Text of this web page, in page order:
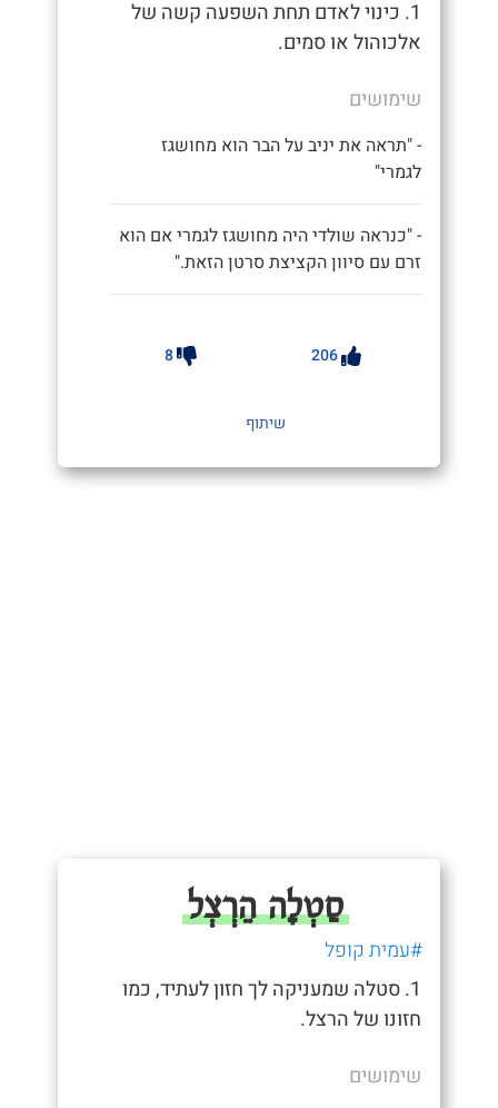
1. כינוי לאדם תחת השפעה קשה של
אלכוהול או סמים.
שימושים
- "תראה את יניב על הבר הוא מחושגז
לגמרי"
- "כנראה שולדי היה מחושגז לגמרי אם הוא
זרם עם סיוון הקציצת סרטן הזאת."
206
8
שיתוף
סַטְלָה הֵרְצְל
#עמית קופל
1. סטלה שמעניקה לך חזון לעתיד, כמו
חזונו של הרצל.
שימושים